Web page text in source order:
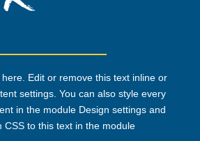
Edit or remove this text inline or
settings. You can also style every
in the module Design settings and
CSS to this text in the module